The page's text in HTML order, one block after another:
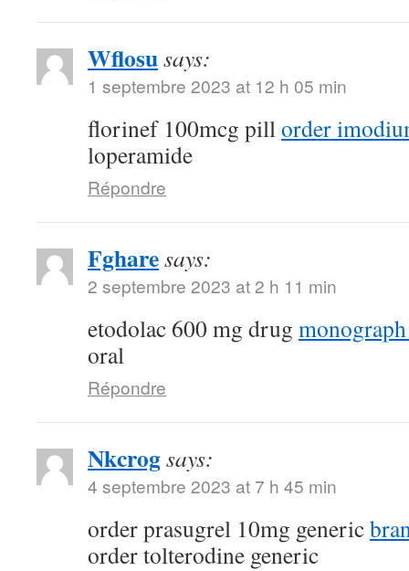
Wflosusays:
1 septembre 2023 at 12 h 05 min
florinef 100mcg pillorder
loperamide
Répondre
Fgharesays:
2 septembre 2023 at 2 h 11 min
etodolac 600 mg drug
oral
Répondre
Nkcrogsays:
4 septembre 2023 at 7 h 45 min
order prasugrel 10mg generic
order tolterodine generic